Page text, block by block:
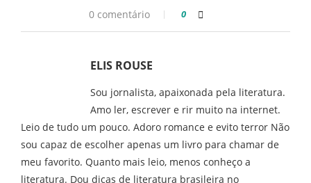
0 comentário 0
ELIS ROUSE
Sou jornalista, apaixonada pela literatura.
Amo ler, escrever e rir muito na internet.
Leio de tudo um pouco. Adoro romance e evito terror Não
sou capaz de escolher apenas um livro para chamar de
meu favorito. Quanto mais leio, menos conheço a
literatura. Dou dicas de literatura brasileira no